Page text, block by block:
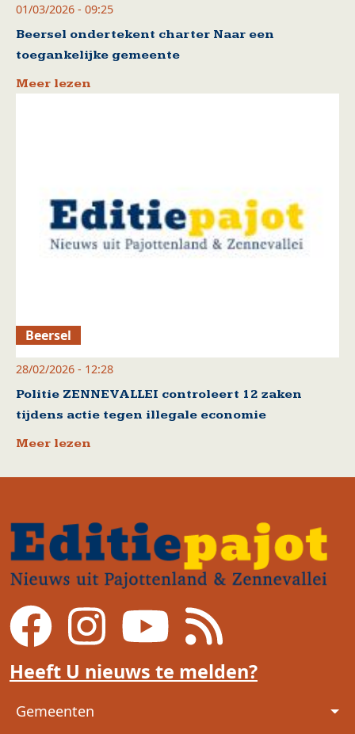
01/03/2026 - 09:25
Beersel ondertekent charter Naar een
toegankelijke gemeente
Meer lezen
Beersel
28/02/2026 - 12:28
Politie ZENNEVALLEI controleert 12 zaken
tijdens actie tegen illegale economie
Meer lezen
Heeft U nieuws te melden?
Voet
Gemeenten